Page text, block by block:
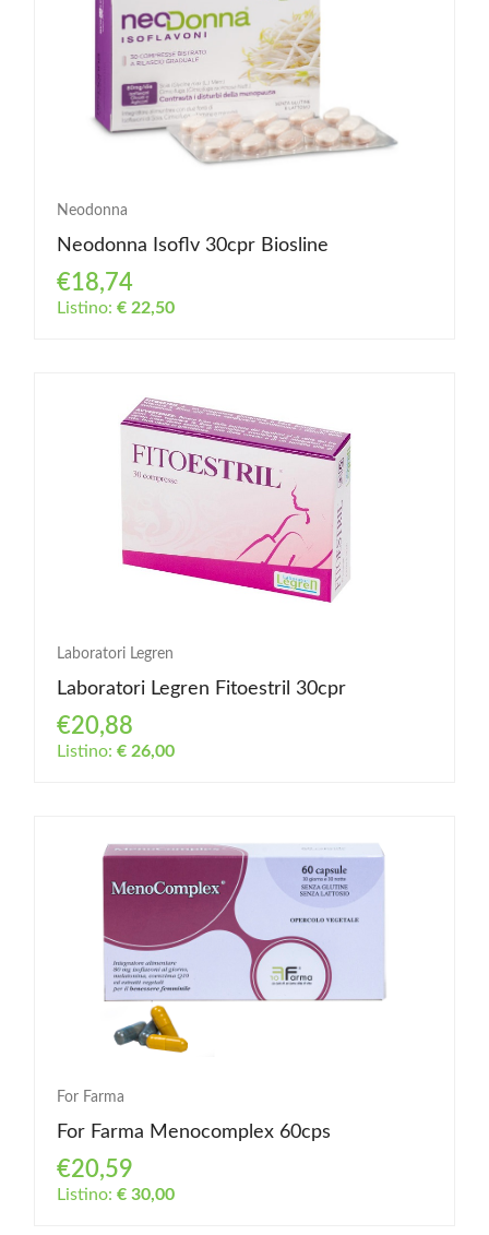
Neodonna
Neodonna Isoflv 30cpr Biosline
€18,74
Listino: € 22,50
Laboratori Legren
Laboratori Legren Fitoestril 30cpr
€20,88
Listino: € 26,00
For Farma
For Farma Menocomplex 60cps
€20,59
Listino: € 30,00